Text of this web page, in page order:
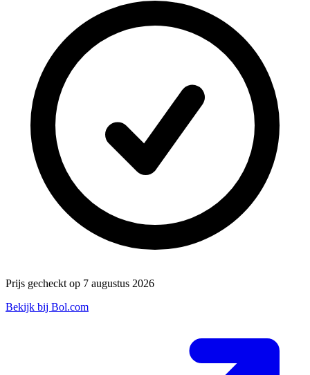
Prijs gecheckt op 7 augustus 2026
Bekijk bij Bol.com